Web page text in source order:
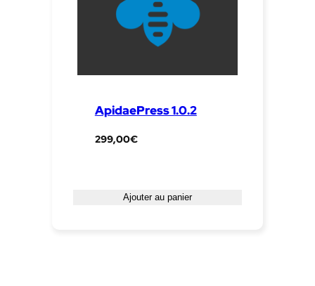
ApidaePress 1.0.2
299,00€
Ajouter au panier